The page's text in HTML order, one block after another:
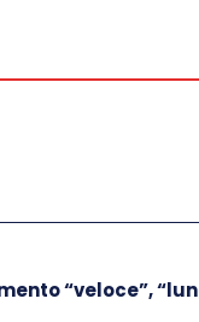
2014, si applica
dovrà tenere a
copie consegnate o
“veloce”,